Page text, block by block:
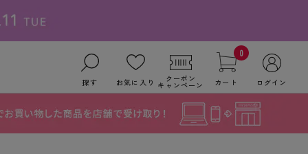
探す お気に入り クーポン
キャンペーン
0
カート ログイン